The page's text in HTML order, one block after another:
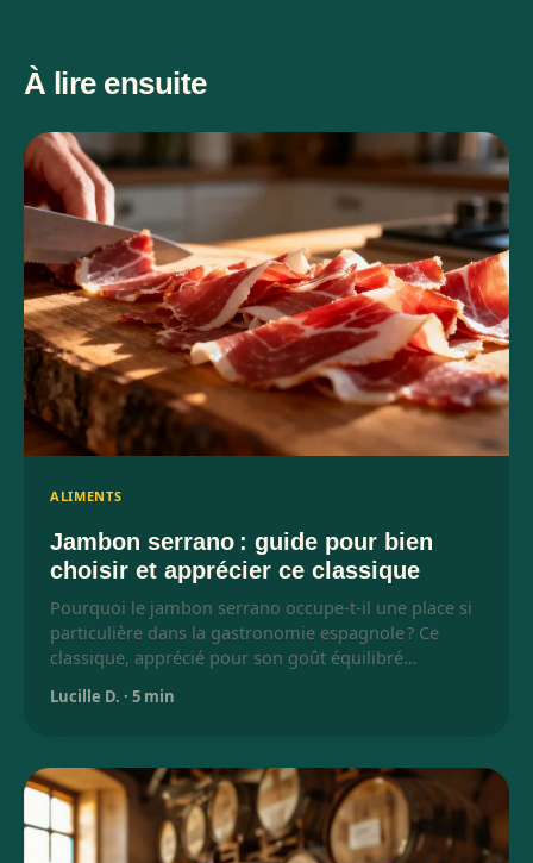
À lire ensuite
ALIMENTS
Jambon serrano : guide pour bien
choisir et apprécier ce classique
Pourquoi le jambon serrano occupe-t-il une place si
particulière dans la gastronomie espagnole ? Ce
classique, apprécié pour son goût équilibré…
Lucille D. · 5 min